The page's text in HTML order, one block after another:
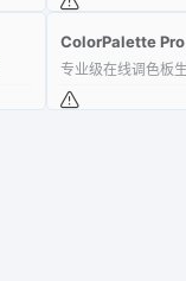
ColorPalette Pro